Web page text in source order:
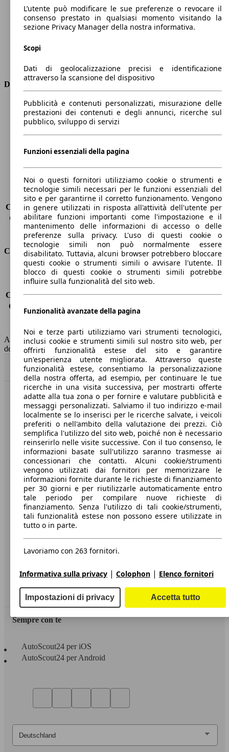
Coppia
350 nm
Cilindrata
1997 ccm
Carburante
Diesel
Trasmissione
Dimensioni
Lunghezza
4690 mm
Altezza
1530 mm
Larghezza
Peso massimo
2105 kg
Sedili
5
Carico sul tetto
-
Capacità di traino (senza freni) -
Capacità di traino (con freni)
1600 kg
Volume del bagagliaio
608 - 1653 l
Consumi
Emissioni di CO2*
111 g/km (komb.)
Consumo (urbano)
5.3 l/100km
Consumo (extra-urbano) 3.9 l/100km
Consumo (combinato)*
4.4 l/100km
Capacità del serbatoio
47 l
AutoScout24 non si assume alcuna responsabilità per la correttezza
dei dati.
Torna su
Benvenuti su AutoScout24, il mercato auto europeo.
Società
A proposito di AutoScout24
Stampa
Media
Condizioni generali
Informazioni
Privacy
Dichiarazione di Accessibilità
Servizi
Area rivenditori
Sempre con te
AutoScout24 per iOS
AutoScout24 per Android
L’utente può modificare le sue preferenze o revocare il
consenso prestato in qualsiasi momento visitando la
sezione Privacy Manager della nostra informativa.
Scopi
Dati di geolocalizzazione precisi e identificazione
attraverso la scansione del dispositivo
Pubblicità e contenuti personalizzati, misurazione delle
prestazioni dei contenuti e degli annunci, ricerche sul
pubblico, sviluppo di servizi
Funzioni essenziali della pagina
Noi o questi fornitori utilizziamo cookie o strumenti e
tecnologie simili necessari per le funzioni essenziali del
sito e per garantirne il corretto funzionamento. Vengono
in genere utilizzati in risposta all'attività dell'utente per
abilitare funzioni importanti come l'impostazione e il
mantenimento delle informazioni di accesso o delle
preferenze sulla privacy. L'uso di questi cookie o
tecnologie simili non può normalmente essere
disabilitato. Tuttavia, alcuni browser potrebbero bloccare
questi cookie o strumenti simili o avvisare l'utente. Il
blocco di questi cookie o strumenti simili potrebbe
influire sulla funzionalità del sito web.
Funzionalità avanzate della pagina
Noi e terze parti utilizziamo vari strumenti tecnologici,
inclusi cookie e strumenti simili sul nostro sito web, per
offrirti funzionalità estese del sito e garantire
un'esperienza utente migliorata. Attraverso queste
funzionalità estese, consentiamo la personalizzazione
della nostra offerta, ad esempio, per continuare le tue
ricerche in una visita successiva, per mostrarti offerte
adatte alla tua zona o per fornire e valutare pubblicità e
messaggi personalizzati. Salviamo il tuo indirizzo e-mail
localmente se lo inserisci per le ricerche salvate, i veicoli
preferiti o nell'ambito della valutazione dei prezzi. Ciò
semplifica l'utilizzo del sito web, poiché non è necessario
reinserirlo nelle visite successive. Con il tuo consenso, le
informazioni basate sull'utilizzo saranno trasmesse ai
concessionari che contatti. Alcuni cookie/strumenti
vengono utilizzati dai fornitori per memorizzare le
informazioni fornite durante le richieste di finanziamento
per 30 giorni e per riutilizzarle automaticamente entro
tale periodo per compilare nuove richieste di
finanziamento. Senza l'utilizzo di tali cookie/strumenti,
tali funzionalità estese non possono essere utilizzate in
tutto o in parte.
Lavoriamo con 263 fornitori.
Informativa sulla privacy | Colophon | Elenco fornitori
Impostazioni di privacy Accetta tutto